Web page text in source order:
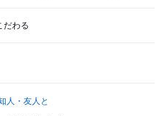
だわる
人・友人と